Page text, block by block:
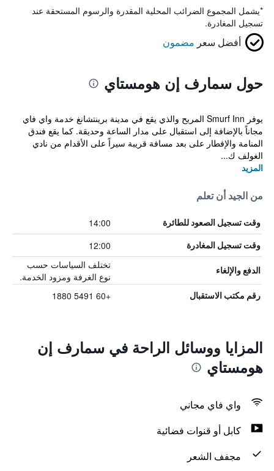
*يشمل المجموع الضرائب المحلية المقدرة والرسوم المستحقة عند
تسجيل المغادرة.
أفضل سعر مضمون
حول سمارف إن هومستاي
يوفر Smurf Inn المريح والذي يقع في مدينة برينتشانغ خدمة واي فاي
مجاناً بالإضافة إلى استقبال على مدار الساعة وحديقة. كما يقع فندق
المنامة والإفطار على بعد مسافة قريبة سيراً على الأقدام من نادي
الغولف ك...
المزيد
من الجيد أن تعلم
وقت تسجيل الصعود للطائرة 14:00
وقت تسجيل المغادرة 12:00
الدفع والإلغاء
تختلف السياسات حسب
نوع الغرفة ومزود الخدمة.
رقم مكتب الاستقبال +60 5491 1880
المزايا ووسائل الراحة في سمارف إن
هومستاي
واي فاي مجاني
كابل أو قنوات فضائية
مجفف الشعر